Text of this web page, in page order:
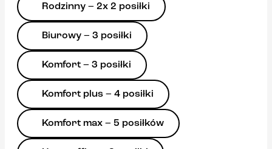
Rodzinny – 2x 2 posiłki
Biurowy – 3 posiłki
Komfort – 3 posiłki
Komfort plus – 4 posiłki
Komfort max – 5 posiłków